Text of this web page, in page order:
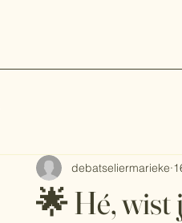
🌟 Hé, wist
debatseliermarieke